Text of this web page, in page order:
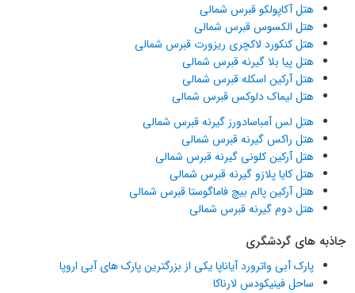
هتل آکاپولکو قبرس شمالی
هتل الکسوس قبرس شمالی
هتل کنکورد لاکچری ریزورت قبرس شمالی
هتل پیا بلا گیرنه قبرس شمالی
هتل آرکین اسکله قبرس شمالی
هتل لیماک دلوکس قبرس شمالی
هتل لس آمباسادورز گیرنه قبرس شمالی
هتل راکس گیرنه قبرس شمالی
هتل آرکین کلونی گیرنه قبرس شمالی
هتل کایا پلازو گیرنه قبرس شمالی
هتل آرکین پالم بیچ فاماگوستا قبرس شمالی
هتل دوم گیرنه قبرس شمالی
جاذبه های گردشگری
پارک آبی واترورد آیاناپا یکی از بزرگترین پارک های آبی اروپا
ساحل فینیکودس لارناکا